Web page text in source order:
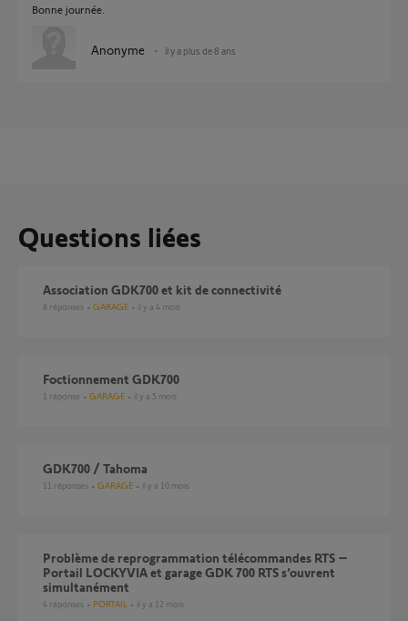
Bonne journée.
Anonyme il y a plus de 8 ans
Questions liées
Association GDK700 et kit de connectivité
8 réponses GARAGE il y a 4 mois
foctionnement GDK700
1 réponse GARAGE il y a 5 mois
GDK700 / Tahoma
11 réponses GARAGE il y a 10 mois
Problème de reprogrammation télécommandes RTS –
Portail LOCKYVIA et garage GDK 700 RTS s’ouvrent
simultanément
4 réponses PORTAIL il y a 12 mois